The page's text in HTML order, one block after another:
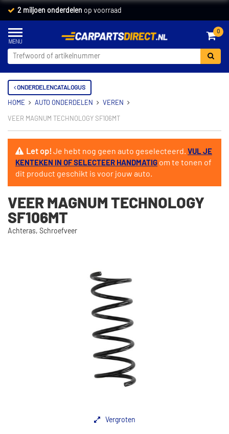
2 miljoen onderdelen op voorraad
0
ONDERDELENCATALOGUS
HOME AUTO ONDERDELEN VEREN
VEER MAGNUM TECHNOLOGY SF106MT
Let op!Je hebt nog geen auto geselecteerd. VUL JE
KENTEKEN IN OF SELECTEER HANDMATIG om te tonen of
dit product geschikt is voor jouw auto.
VEER MAGNUM TECHNOLOGY
SF106MT
Achteras, Schroefveer
Vergroten